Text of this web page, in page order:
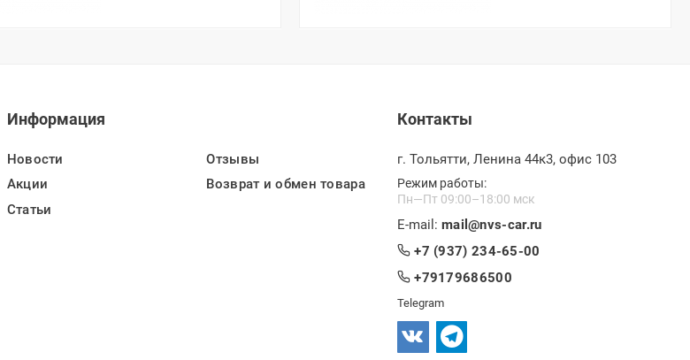
Информация
Новости
Акции
Статьи
Отзывы
Возврат и обмен товара
Контакты
г. Тольятти, Ленина 44к3, офис 103
Режим работы:
Пн—Пт 09:00–18:00 мск
E-mail: mail@nvs-car.ru
+7 (937) 234-65-00
+79179686500
Telegram